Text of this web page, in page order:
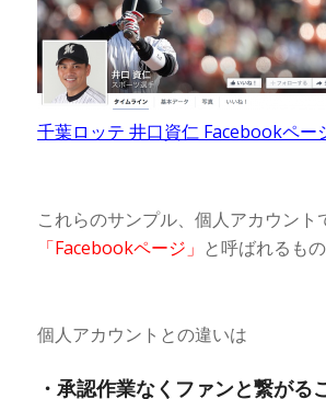
千葉ロッテ 井口資仁 Facebookペー
これらのサンプル、個人アカウント
「Facebookページ」 と呼ばれるもの
個人アカウントとの違いは
・承認作業なくファンと繋がる